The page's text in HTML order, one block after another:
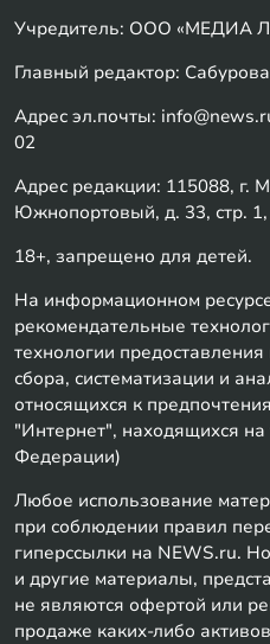
Учредитель: ООО «МЕДИА
Главный редактор:
Адрес эл.почты:
02
Адрес редакции: 115088, г.
Южнопортовый, д. 33, стр. 1,
18+, запрещено для детей.
На информационном
рекомендательные
технологии
сбора, систематизации и
относящихся к
"Интернет", находящихся на
Федерации)
Любое использование
при соблюдении правил
гиперссылки на NEWS.ru.
и другие материалы,
не являются офертой или
продаже каких-либо